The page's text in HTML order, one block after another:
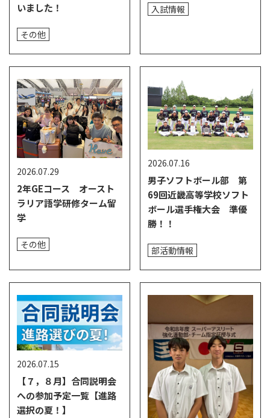
いました！
その他
入試情報
2026.07.29
2年GEコース オースト
ラリア語学研修ターム留
学
その他
2026.07.16
男子ソフトボール部 第
69回近畿高等学校ソフト
ボール選手権大会 準優
勝！！
部活動情報
2026.07.15
【７，８月】合同説明会
への参加予定一覧【進路
選択の夏！】